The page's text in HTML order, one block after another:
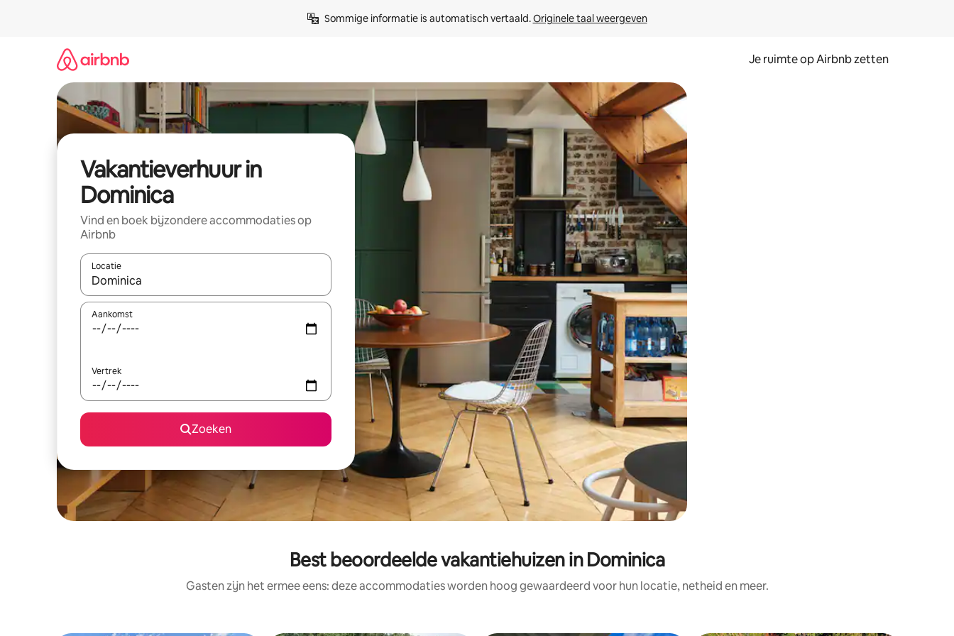
Sommige informatie is automatisch vertaald. Originele taal weergeven
Je ruimte op Airbnb zetten
Vakantieverhuur in
Dominica
Vind en boek bijzondere accommodaties op
Airbnb
Locatie
Wanneer er suggesties beschikbaar zijn, maak je een keuze met je de pijltjestoetsen omhoog en omlaag, óf door te tikken of swipen.
Aankomst
Vertrek
Zoeken
Best beoordeelde vakantiehuizen in Dominica
Gasten zijn het ermee eens: deze accommodaties worden hoog gewaardeerd voor hun locatie, netheid en meer.